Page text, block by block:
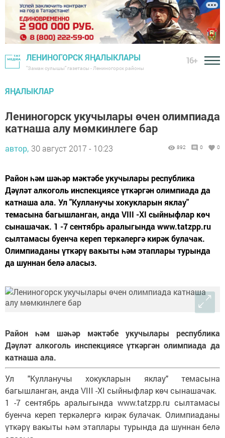
ЛЕНИНОГОРСК ЯҢАЛЫКЛАРЫ
"Заман сулышы" газетасы - Лениногорск районы
16+
ЯҢАЛЫКЛАР
Лениногорск укучылары өчен олимпиада
катнаша алу мөмкинлеге бар
автор, 30 август 2017 - 10:23 892 0 0
Район һәм шәһәр мәктәбе укучылары республика
Дәүләт алкоголь инспекциясе үткәргән олимпиада да
катнаша ала. Ул "Кулланучы хокукларын яклау"
темасына багышланган, анда VIII -XI сыйныфлар көч
сынашачак. 1 -7 сентябрь аралыгында www.tatzpp.ru
сылтамасы буенча кереп теркәлергә кирәк булачак.
Олимпиаданы үткәрү вакыты һәм этаплары турында
да шуннан белә аласыз.
Район һәм шәһәр мәктәбе укучылары республика
Дәүләт алкоголь инспекциясе үткәргән олимпиада да
катнаша ала.
Ул "Кулланучы хокукларын яклау" темасына
багышланган, анда VIII -XI сыйныфлар көч сынашачак.
1 -7 сентябрь аралыгында www.tatzpp.ru сылтамасы
буенча кереп теркәлергә кирәк булачак. Олимпиаданы
үткәрү вакыты һәм этаплары турында да шуннан белә